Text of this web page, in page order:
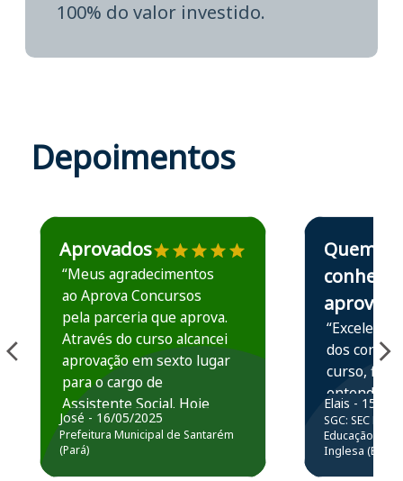
100% do valor investido.
Depoimentos
Estudante José recomenda o Aprova Concursos em
Aprovados
“Meus agradecimentos
ao Aprova Concursos
pela parceria que aprova.
Através do curso alcancei
aprovação em sexto lugar
para o cargo de
Assistente Social. Hoje
estou atuando na
Prefeitura de Santarém.
José - 16/05/2025
Prefeitura Municipal de Santarém
(Pará)
Estudante Elais
Quem
conhece,
aprova
“Excelente
dos
curso,
entender e
prática
resolução
questões.”
Elais - 15/07/
SGC: SEC BA
Educação
Inglesa (Edital